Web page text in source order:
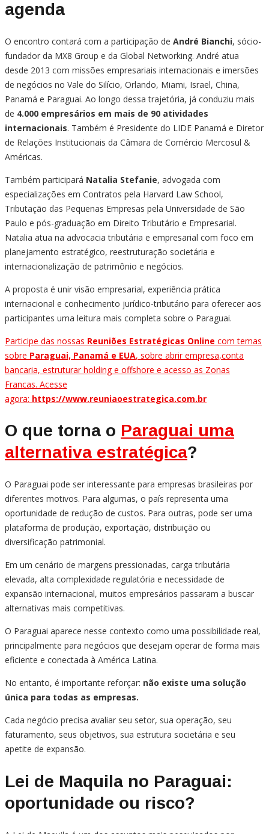
agenda
O encontro contará com a participação de André Bianchi, sócio-
fundador da MX8 Group e da Global Networking. André atua
desde 2013 com missões empresariais internacionais e imersões
de negócios no Vale do Silício, Orlando, Miami, Israel, China,
Panamá e Paraguai. Ao longo dessa trajetória, já conduziu mais
de 4.000 empresários em mais de 90 atividades
internacionais. Também é Presidente do LIDE Panamá e Diretor
de Relações Institucionais da Câmara de Comércio Mercosul &
Américas.
Também participará Natalia Stefanie, advogada com
especializações em Contratos pela Harvard Law School,
Tributação das Pequenas Empresas pela Universidade de São
Paulo e pós-graduação em Direito Tributário e Empresarial.
Natalia atua na advocacia tributária e empresarial com foco em
planejamento estratégico, reestruturação societária e
internacionalização de patrimônio e negócios.
A proposta é unir visão empresarial, experiência prática
internacional e conhecimento jurídico-tributário para oferecer aos
participantes uma leitura mais completa sobre o Paraguai.
Participe das nossas Reuniões Estratégicas Online com temas
sobre Paraguai, Panamá e EUA, sobre abrir empresa,conta
bancaria, estruturar holding e offshore e acesso as Zonas
Francas. Acesse
agora: https://www.reuniaoestrategica.com.br
O que torna o Paraguai uma
alternativa estratégica?
O Paraguai pode ser interessante para empresas brasileiras por
diferentes motivos. Para algumas, o país representa uma
oportunidade de redução de custos. Para outras, pode ser uma
plataforma de produção, exportação, distribuição ou
diversificação patrimonial.
Em um cenário de margens pressionadas, carga tributária
elevada, alta complexidade regulatória e necessidade de
expansão internacional, muitos empresários passaram a buscar
alternativas mais competitivas.
O Paraguai aparece nesse contexto como uma possibilidade real,
principalmente para negócios que desejam operar de forma mais
eficiente e conectada à América Latina.
No entanto, é importante reforçar: não existe uma solução
única para todas as empresas.
Cada negócio precisa avaliar seu setor, sua operação, seu
faturamento, seus objetivos, sua estrutura societária e seu
apetite de expansão.
Lei de Maquila no Paraguai:
oportunidade ou risco?